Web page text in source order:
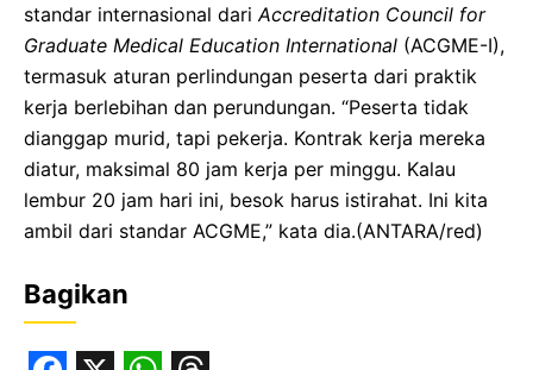
standar internasional dari Accreditation Council for
Graduate Medical Education International (ACGME-I),
termasuk aturan perlindungan peserta dari praktik
kerja berlebihan dan perundungan. “Peserta tidak
dianggap murid, tapi pekerja. Kontrak kerja mereka
diatur, maksimal 80 jam kerja per minggu. Kalau
lembur 20 jam hari ini, besok harus istirahat. Ini kita
ambil dari standar ACGME,” kata dia.(ANTARA/red)
Bagikan